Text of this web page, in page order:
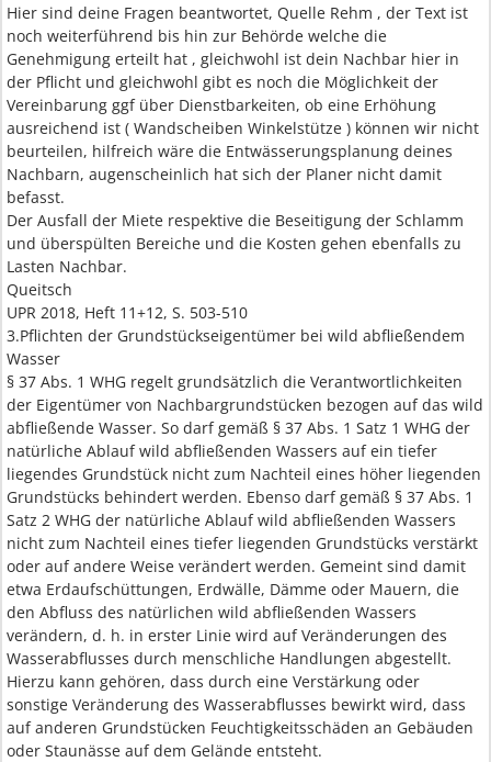
Hier sind deine Fragen beantwortet, Quelle Rehm , der Text ist
noch weiterführend bis hin zur Behörde welche die
Genehmigung erteilt hat , gleichwohl ist dein Nachbar hier in
der Pflicht und gleichwohl gibt es noch die Möglichkeit der
Vereinbarung ggf über Dienstbarkeiten, ob eine Erhöhung
ausreichend ist ( Wandscheiben Winkelstütze ) können wir nicht
beurteilen, hilfreich wäre die Entwässerungsplanung deines
Nachbarn, augenscheinlich hat sich der Planer nicht damit
befasst.
Der Ausfall der Miete respektive die Beseitigung der Schlamm
und überspülten Bereiche und die Kosten gehen ebenfalls zu
Lasten Nachbar.
Queitsch
UPR 2018, Heft 11+12, S. 503-510
3.Pflichten der Grundstückseigentümer bei wild abfließendem
Wasser
§ 37 Abs. 1 WHG regelt grundsätzlich die Verantwortlichkeiten
der Eigentümer von Nachbargrundstücken bezogen auf das wild
abfließende Wasser. So darf gemäß § 37 Abs. 1 Satz 1 WHG der
natürliche Ablauf wild abfließenden Wassers auf ein tiefer
liegendes Grundstück nicht zum Nachteil eines höher liegenden
Grundstücks behindert werden. Ebenso darf gemäß § 37 Abs. 1
Satz 2 WHG der natürliche Ablauf wild abfließenden Wassers
nicht zum Nachteil eines tiefer liegenden Grundstücks verstärkt
oder auf andere Weise verändert werden. Gemeint sind damit
etwa Erdaufschüttungen, Erdwälle, Dämme oder Mauern, die
den Abfluss des natürlichen wild abfließenden Wassers
verändern, d. h. in erster Linie wird auf Veränderungen des
Wasserabflusses durch menschliche Handlungen abgestellt.
Hierzu kann gehören, dass durch eine Verstärkung oder
sonstige Veränderung des Wasserabflusses bewirkt wird, dass
auf anderen Grundstücken Feuchtigkeitsschäden an Gebäuden
oder Staunässe auf dem Gelände entsteht.